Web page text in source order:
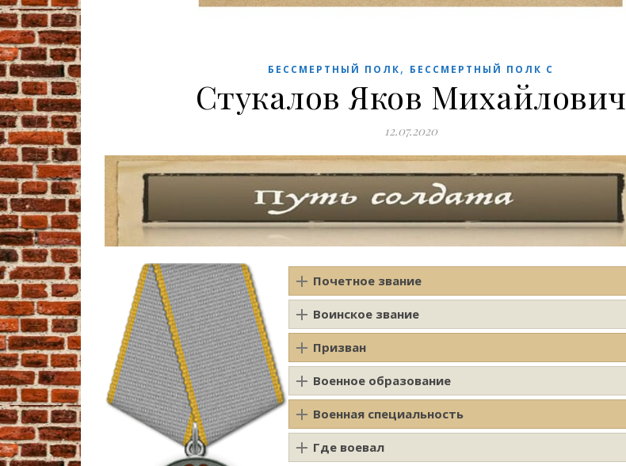
БЕССМЕРТНЫЙ ПОЛК, БЕССМЕРТНЫЙ ПОЛК С
Стукалов Яков Михайлович
12.07.2020
Почетное звание
Воинское звание
Призван
Военное образование
Военная специальность
Где воевал